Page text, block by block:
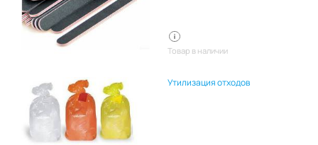
Товар в наличии
Утилизация отходов